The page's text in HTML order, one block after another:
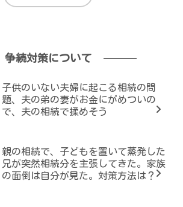
争続対策について
子供のいない夫婦に起こる相続の問
題、夫の弟の妻がお金にがめついの
で、夫の相続で揉めそう
親の相続で、子どもを置いて蒸発した
兄が突然相続分を主張してきた。家族
の面倒は自分が見た。対策方法は？